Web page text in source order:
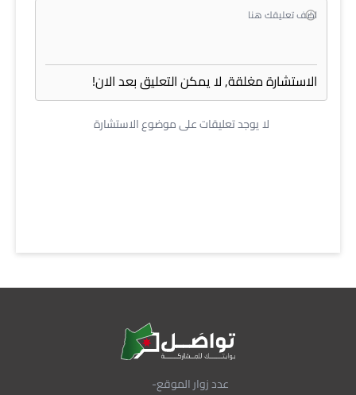
الاستشارة مغلقة, لا يمكن التعليق بعد الان!
لا يوجد تعليقات على موضوع الاستشارة
عدد زوار الموقع-